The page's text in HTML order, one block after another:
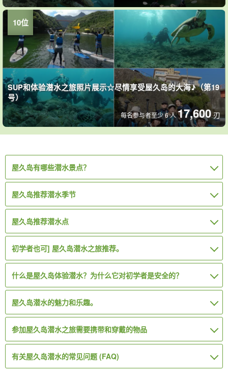
SUP和体验潜水之旅照片展示☆尽情享受屋久岛的大海♪（第19
号）
每名参与者至少 6 人17,600 刃
屋久岛有哪些潜水景点？
屋久岛推荐潜水季节
屋久岛推荐潜水点
初学者也可] 屋久岛潜水之旅推荐。
什么是屋久岛体验潜水？为什么它对初学者是安全的？
屋久岛潜水的魅力和乐趣。
参加屋久岛潜水之旅需要携带和穿戴的物品
有关屋久岛潜水的常见问题 (FAQ)